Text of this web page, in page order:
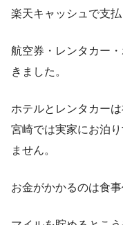
楽天キャッシュで支
航空券・レンタカー
きました。
ホテルとレンタカーは
宮崎では実家にお泊
ません。
お金がかかるのは食